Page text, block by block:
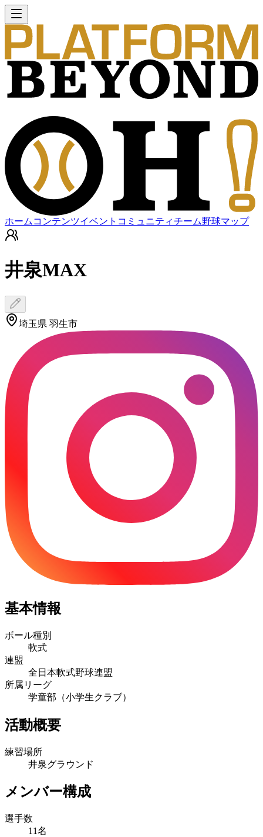
ホーム コンテンツイベント コミュニティチーム野球マップ
井泉MAX
埼玉県 羽生市
基本情報
ボール種別
軟式
連盟
全日本軟式野球連盟
所属リーグ
学童部（小学生クラブ）
活動概要
練習場所
井泉グラウンド
メンバー構成
選手数
11名